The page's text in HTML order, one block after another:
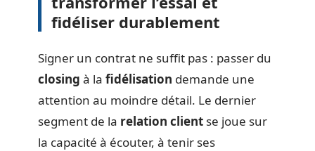
fidéliser durablement
Signer un contrat ne suffit pas : passer du
closing à la fidélisation demande une
attention au moindre détail. Le dernier
segment de la relation client se joue sur
la capacité à écouter, à tenir ses